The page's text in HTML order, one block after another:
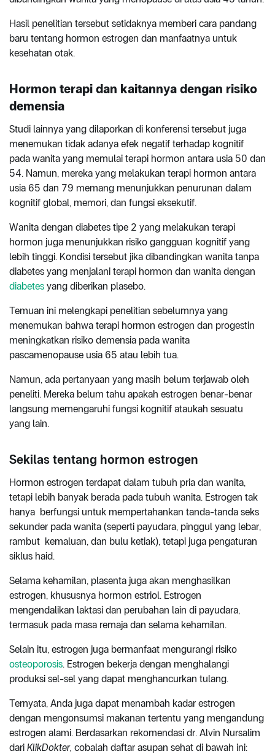
Hasil penelitian tersebut setidaknya memberi cara pandang
baru tentang hormon estrogen dan manfaatnya untuk
kesehatan otak.
Hormon terapi dan kaitannya dengan risiko
demensia
Studi lainnya yang dilaporkan di konferensi tersebut juga
menemukan tidak adanya efek negatif terhadap kognitif
pada wanita yang memulai terapi hormon antara usia 50 dan
54. Namun, mereka yang melakukan terapi hormon antara
usia 65 dan 79 memang menunjukkan penurunan dalam
kognitif global, memori, dan fungsi eksekutif.
Wanita dengan diabetes tipe 2 yang melakukan terapi
hormon juga menunjukkan risiko gangguan kognitif yang
lebih tinggi. Kondisi tersebut jika dibandingkan wanita tanpa
diabetes yang menjalani terapi hormon dan wanita dengan
diabetes yang diberikan plasebo.
Temuan ini melengkapi penelitian sebelumnya yang
menemukan bahwa terapi hormon estrogen dan progestin
meningkatkan risiko demensia pada wanita
pascamenopause usia 65 atau lebih tua.
Namun, ada pertanyaan yang masih belum terjawab oleh
peneliti. Mereka belum tahu apakah estrogen benar-benar
langsung memengaruhi fungsi kognitif ataukah sesuatu
yang lain.
Sekilas tentang hormon estrogen
Hormon estrogen terdapat dalam tubuh pria dan wanita,
tetapi lebih banyak berada pada tubuh wanita. Estrogen tak
hanya berfungsi untuk mempertahankan tanda-tanda seks
sekunder pada wanita (seperti payudara, pinggul yang lebar,
rambut kemaluan, dan bulu ketiak), tetapi juga pengaturan
siklus haid.
Selama kehamilan, plasenta juga akan menghasilkan
estrogen, khususnya hormon estriol. Estrogen
mengendalikan laktasi dan perubahan lain di payudara,
termasuk pada masa remaja dan selama kehamilan.
Selain itu, estrogen juga bermanfaat mengurangi risiko
osteoporosis. Estrogen bekerja dengan menghalangi
produksi sel-sel yang dapat menghancurkan tulang.
Ternyata, Anda juga dapat menambah kadar estrogen
dengan mengonsumsi makanan tertentu yang mengandung
estrogen alami. Berdasarkan rekomendasi dr. Alvin Nursalim
dari KlikDokter, cobalah daftar asupan sehat di bawah ini: